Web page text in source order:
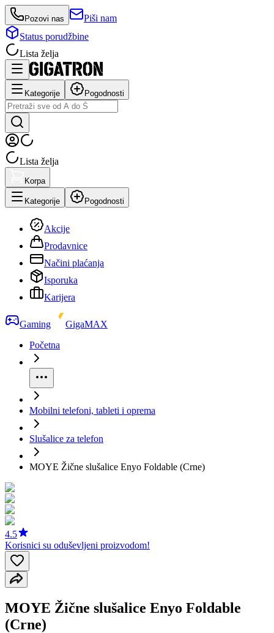
Pozovi nas
Piši nam
Status porudžbine
Lista želja
Kategorije Pogodnosti
Lista želja
Korpa
Kategorije Pogodnosti
Akcije
Prodavnice
Načini plaćanja
Isporuka
Karijera
Gaming
GigaMAX
Početna
Mobilni telefoni, tableti i oprema
Slušalice za telefon
MOYE Žične slušalice Enyo Foldable (Crne)
4.5
Korisnici su oduševljeni proizvodom!
MOYE Žične slušalice Enyo Foldable
(Crne)